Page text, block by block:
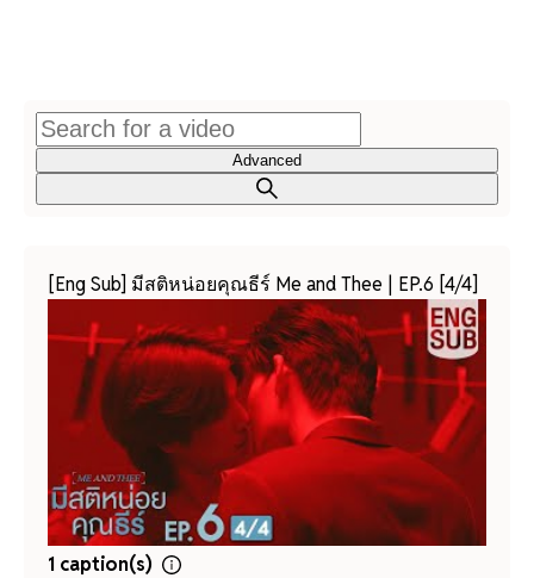
Advanced
[Eng Sub] มีสติหน่อยคุณธีร์ Me and Thee | EP.6 [4/4]
1 caption(s)